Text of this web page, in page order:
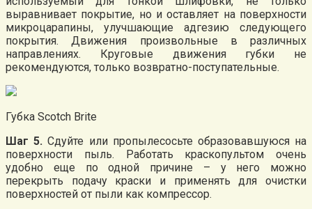
выравнивает покрытие, но и оставляет на поверхности
микроцарапины, улучшающие адгезию следующего
покрытия. Движения произвольные в различных
направлениях. Круговые движения губки не
рекомендуются, только возвратно-поступательные.
Губка Scotch Brite
Шаг 5. Сдуйте или пропылесосьте образовавшуюся на
поверхности пыль. Работать краскопультом очень
удобно еще по одной причине – у него можно
перекрыть подачу краски и применять для очистки
поверхностей от пыли как компрессор.